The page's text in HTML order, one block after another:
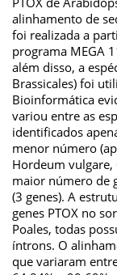
alinhamento de
foi realizada a
programa MEGA
além disso, a
Brassicales) foi
Bioinformática
variou entre as
identificados
menor número
Hordeum vulgare,
maior número de
(3 genes). A
genes PTOX no
Poales, todas
íntrons. O
que variaram